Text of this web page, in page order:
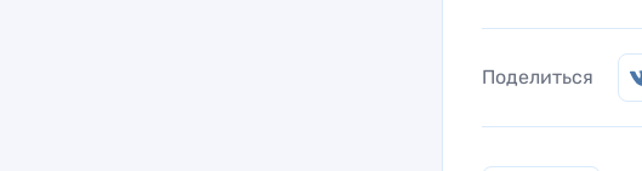
Поделиться